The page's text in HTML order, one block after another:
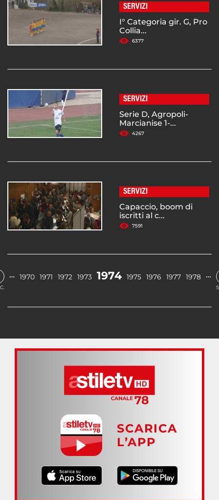
SERVIZI
I° Categoria gir. G, Pro
Collia...
6377
SERVIZI
Serie D, Agropoli-
Marcianise 1-...
4267
SERVIZI
Capaccio, boom di
iscritti al c...
7591
… 1970 1971 1972 1973 1974 1975 1976 1977 1978 …
SCARICA
L’APP